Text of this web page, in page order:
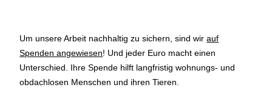
Um unsere Arbeit nachhaltig zu sichern, sind wirauf
Spenden angewiesen! Und jeder Euro macht einen
Unterschied. Ihre Spende hilft langfristig wohnungs- und
obdachlosen Menschen und ihren Tieren.